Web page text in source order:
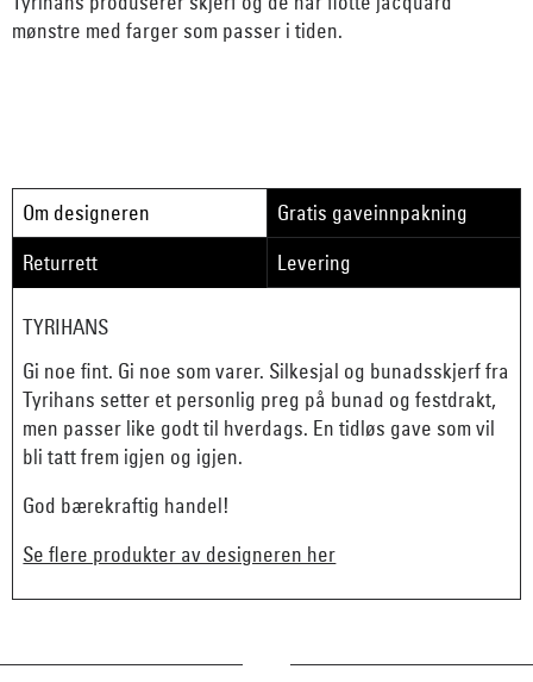
mønstre med farger som passer i tiden.
Om designeren
Gratis gaveinnpakning
Returrett
Levering
TYRIHANS
Gi noe fint. Gi noe som varer. Silkesjal og bunadsskjerf fra
Tyrihans setter et personlig preg på bunad og festdrakt,
men passer like godt til hverdags. En tidløs gave som vil
bli tatt frem igjen og igjen.
God bærekraftig handel!
Se flere produkter av designeren her